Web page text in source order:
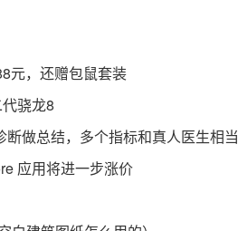
元，还赠包鼠套装
骁龙8
做总结，多个指标和真人医生相当
应用将进一步涨价